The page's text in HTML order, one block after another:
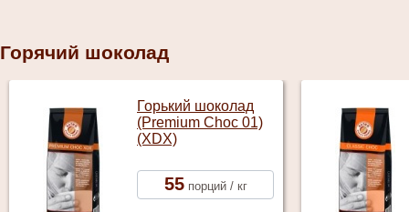
Горячий шоколад
Горький шоколад
(Premium Choc 01)
(XDX)
55порций / кг